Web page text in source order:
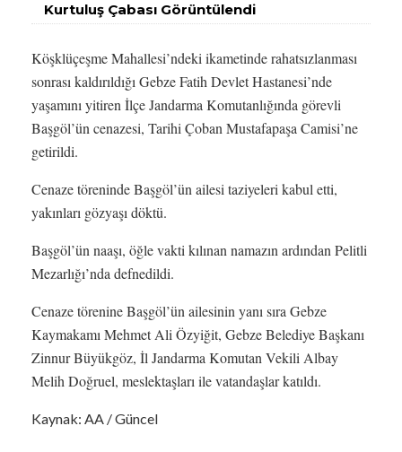
Kurtuluş Çabası Görüntülendi
Köşklüçeşme Mahallesi’ndeki ikametinde rahatsızlanması
sonrası kaldırıldığı Gebze Fatih Devlet Hastanesi’nde
yaşamını yitiren İlçe Jandarma Komutanlığında görevli
Başgöl’ün cenazesi, Tarihi Çoban Mustafapaşa Camisi’ne
getirildi.
Cenaze töreninde Başgöl’ün ailesi taziyeleri kabul etti,
yakınları gözyaşı döktü.
Başgöl’ün naaşı, öğle vakti kılınan namazın ardından Pelitli
Mezarlığı’nda defnedildi.
Cenaze törenine Başgöl’ün ailesinin yanı sıra Gebze
Kaymakamı Mehmet Ali Özyiğit, Gebze Belediye Başkanı
Zinnur Büyükgöz, İl Jandarma Komutan Vekili Albay
Melih Doğruel, meslektaşları ile vatandaşlar katıldı.
Kaynak: AA / Güncel